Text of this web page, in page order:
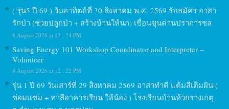
( รุ่น5 ปี 69 ) วันอาทิตย์ที่ 30 สิงหาคม พ.ศ. 2569 รับสมัคร อาสา
รักป่า (ช่วยปลูกป่า + สร้างบ้านให้นก) เขื่อนขุนด่านปราการชล
8 August 2026 at 12 : 24 PM
Saving Energy 101 Workshop Coordinator and Interpreter –
Volunteer
8 August 2026 at 12 : 22 PM
รุ่น 1 ปี 69 วันเสาร์ที่ 29 สิงหาคม 2569 อาสาทำดี แต้มสีเติมฝัน (
ซ่อมแซม + ทาสีอาคารเรียน ให้น้อง ) โรงเรียนบ้านห้วยรางเกตุ